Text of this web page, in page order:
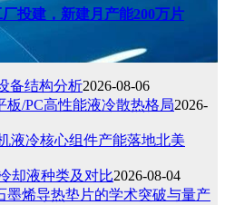
投建，新建月产能200万片
备结构分析2026-08-06
/PC高性能液冷散热格局2026-
液冷核心组件产能落地北美
却液种类及对比2026-08-04
烯导热垫片的学术突破与量产